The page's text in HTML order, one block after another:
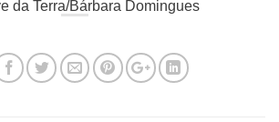
da Terra/Bárbara Domingues